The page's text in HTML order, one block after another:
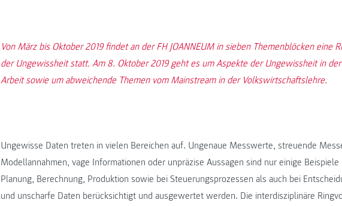
Von März bis Oktober 2019 findet an der FH JOANNEUM in sieben Themenblöcken eine
der Ungewissheit statt. Am 8. Oktober 2019 geht es um Aspekte der Ungewissheit in
Arbeit sowie um abweichende Themen vom Mainstream in der Volkswirtschaftslehre.
Ungewisse Daten treten in vielen Bereichen auf. Ungenaue Messwerte, streuende
Modellannahmen, vage Informationen oder unpräzise Aussagen sind nur einige
Planung, Berechnung, Produktion sowie bei Steuerungsprozessen als auch bei
und unscharfe Daten berücksichtigt und ausgewertet werden. Die interdisziplinäre